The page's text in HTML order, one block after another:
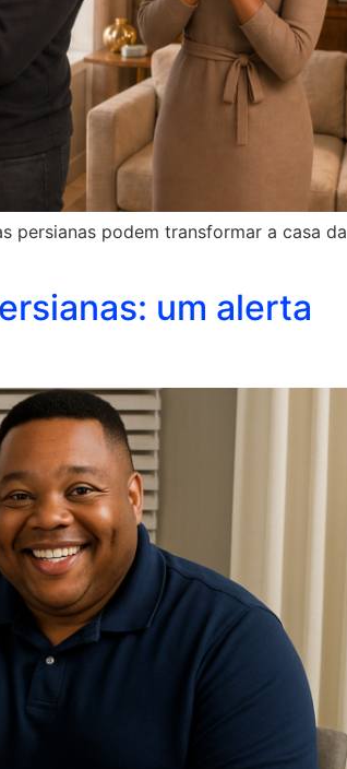
persianas podem transformar a casa da
um alerta